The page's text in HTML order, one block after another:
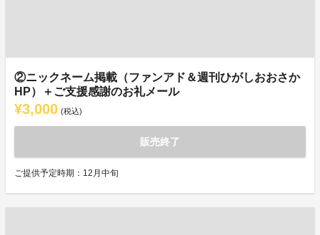
②ニックネーム掲載（ファンアド＆週刊ひがしおおさか
HP）＋ご支援感謝のお礼メール
¥3,000 (税込)
販売終了
ご提供予定時期：12月中旬